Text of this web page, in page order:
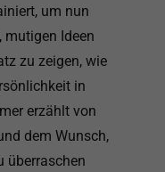
um nun
mutigen Ideen
zu zeigen, wie
in
erzählt von
dem Wunsch,
überraschen